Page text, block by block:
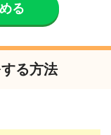
る
る方法